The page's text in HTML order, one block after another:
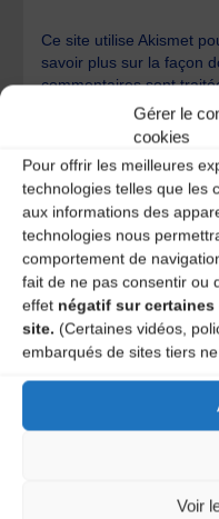
Gérer le
cookies
Pour offrir les meilleures
technologies telles que les
aux informations des
technologies nous
comportement de
fait de ne pas consentir ou
effet négatif sur
site. (Certaines vidéos,
embarqués de sites tiers
Voir
Ce site utilise Akismet
savoir plus sur la façon
commentaires sont
A
Le